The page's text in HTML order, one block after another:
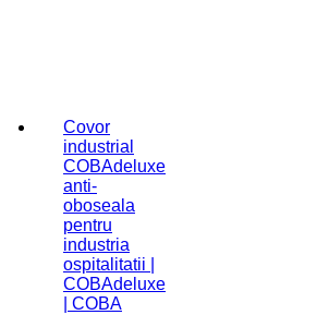
Covor
industrial
COBAdeluxe
anti-
oboseala
pentru
industria
ospitalitatii |
COBAdeluxe
| COBA